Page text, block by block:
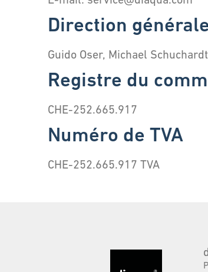
Direction générale
Guido Oser, Michael
Registre du
CHE-252.665.917
Numéro de TVA
CHE-252.665.917 TVA